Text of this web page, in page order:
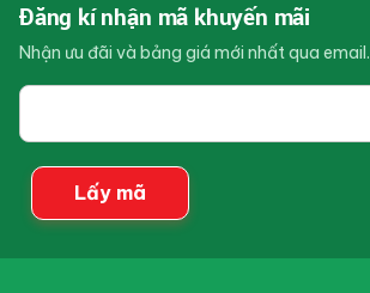
Đăng kí nhận mã khuyến mãi
Nhận ưu đãi và bảng giá mới nhất qua email.
Email
bạn
Lấy mã